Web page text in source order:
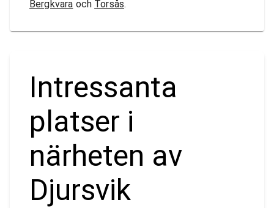
Bergkvara och Torsås.
Intressanta
platser i
närheten av
Djursvik